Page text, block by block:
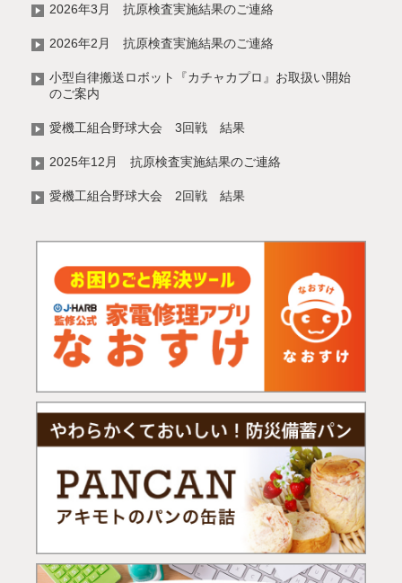
2026年3月 抗原検査実施結果のご連絡
2026年2月 抗原検査実施結果のご連絡
小型自律搬送ロボット『カチャカプロ』お取扱い開始
のご案内
愛機工組合野球大会 3回戦 結果
2025年12月 抗原検査実施結果のご連絡
愛機工組合野球大会 2回戦 結果